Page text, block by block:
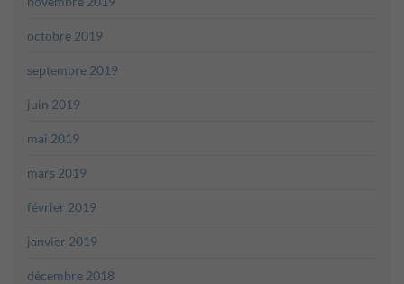
octobre 2019
septembre 2019
juin 2019
mai 2019
mars 2019
février 2019
janvier 2019
décembre 2018